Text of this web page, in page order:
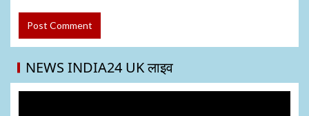
NEWS INDIA24 UK लाइव